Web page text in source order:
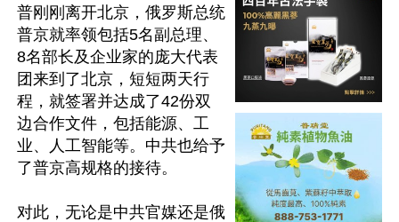
普刚刚离开北京，俄罗斯总统
普京就率领包括5名副总理、
8名部长及企业家的庞大代表
团来到了北京，短短两天行
程，就签署并达成了42份双
边合作文件，包括能源、工
业、人工智能等。中共也给予
了普京高规格的接待。
对此，无论是中共官媒还是俄